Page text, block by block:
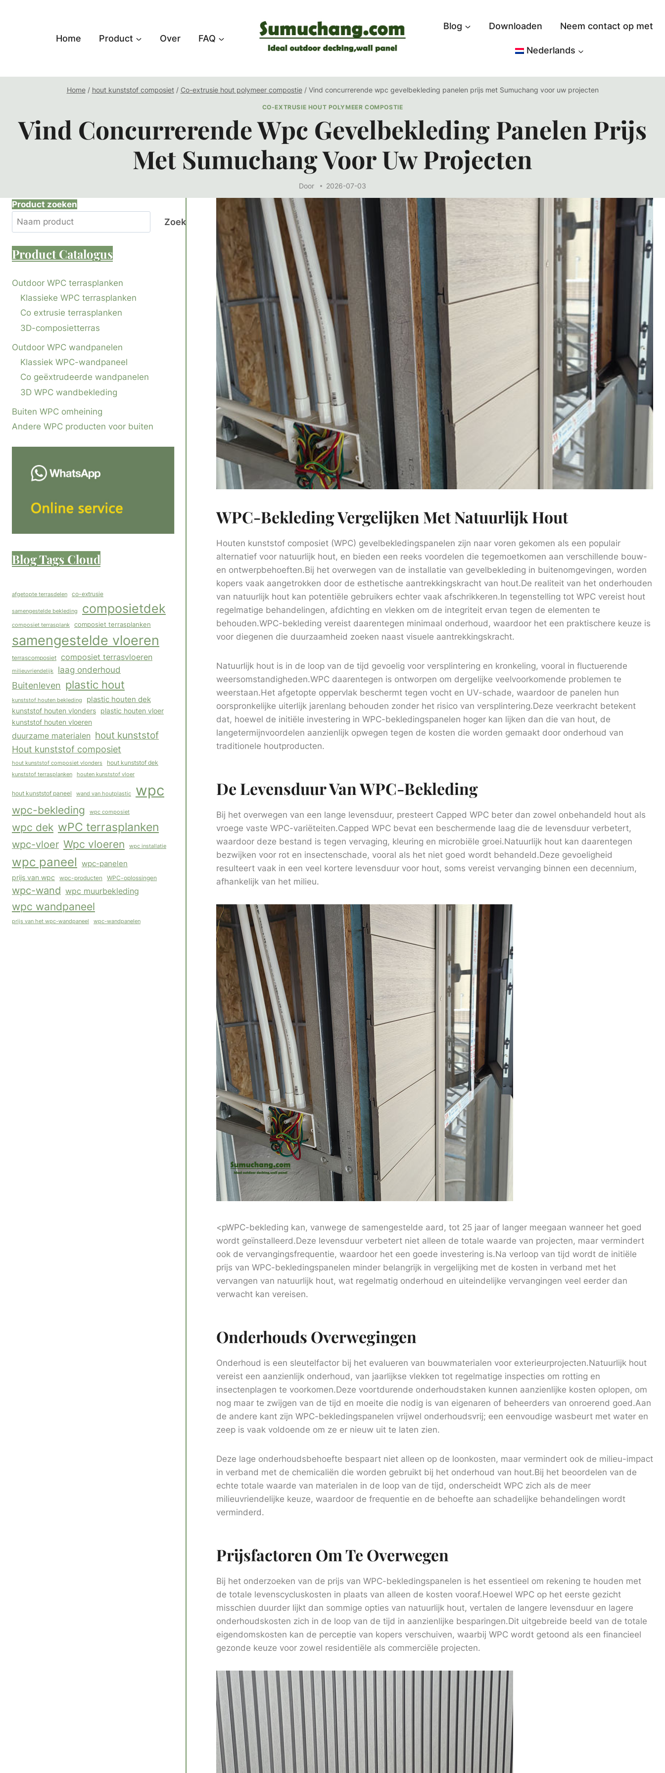
Home Product Over FAQ
Blog Downloaden Neem contact op met
Nederlands
Home / hout kunststof composiet / Co-extrusie hout polymeer compostie / Vind concurrerende wpc gevelbekleding panelen prijs met Sumuchang voor uw projecten
CO-EXTRUSIE HOUT POLYMEER COMPOSTIE
Vind Concurrerende Wpc Gevelbekleding Panelen Prijs
Met Sumuchang Voor Uw Projecten
Door 2026-07-03
WPC-Bekleding Vergelijken Met Natuurlijk Hout
Houten kunststof composiet (WPC) gevelbekledingspanelen zijn naar voren gekomen als een populair
alternatief voor natuurlijk hout, en bieden een reeks voordelen die tegemoetkomen aan verschillende bouw-
en ontwerpbehoeften.Bij het overwegen van de installatie van gevelbekleding in buitenomgevingen, worden
kopers vaak aangetrokken door de esthetische aantrekkingskracht van hout.De realiteit van het onderhouden
van natuurlijk hout kan potentiële gebruikers echter vaak afschrikkeren.In tegenstelling tot WPC vereist hout
regelmatige behandelingen, afdichting en vlekken om de integriteit ervan tegen de elementen te
behouden.WPC-bekleding vereist daarentegen minimaal onderhoud, waardoor het een praktischere keuze is
voor diegenen die duurzaamheid zoeken naast visuele aantrekkingskracht.
Natuurlijk hout is in de loop van de tijd gevoelig voor versplintering en kronkeling, vooral in fluctuerende
weersomstandigheden.WPC daarentegen is ontworpen om dergelijke veelvoorkomende problemen te
weerstaan.Het afgetopte oppervlak beschermt tegen vocht en UV-schade, waardoor de panelen hun
oorspronkelijke uiterlijk jarenlang behouden zonder het risico van versplintering.Deze veerkracht betekent
dat, hoewel de initiële investering in WPC-bekledingspanelen hoger kan lijken dan die van hout, de
langetermijnvoordelen aanzienlijk opwegen tegen de kosten die worden gemaakt door onderhoud van
traditionele houtproducten.
De Levensduur Van WPC-Bekleding
Bij het overwegen van een lange levensduur, presteert Capped WPC beter dan zowel onbehandeld hout als
vroege vaste WPC-variëteiten.Capped WPC bevat een beschermende laag die de levensduur verbetert,
waardoor deze bestand is tegen vervaging, kleuring en microbiële groei.Natuurlijk hout kan daarentegen
bezwijken voor rot en insectenschade, vooral als het niet goed wordt behandeld.Deze gevoeligheid
resulteert vaak in een veel kortere levensduur voor hout, soms vereist vervanging binnen een decennium,
afhankelijk van het milieu.
<pWPC-bekleding kan, vanwege de samengestelde aard, tot 25 jaar of langer meegaan wanneer het goed
wordt geïnstalleerd.Deze levensduur verbetert niet alleen de totale waarde van projecten, maar vermindert
ook de vervangingsfrequentie, waardoor het een goede investering is.Na verloop van tijd wordt de initiële
prijs van WPC-bekledingspanelen minder belangrijk in vergelijking met de kosten in verband met het
vervangen van natuurlijk hout, wat regelmatig onderhoud en uiteindelijke vervangingen veel eerder dan
verwacht kan vereisen.
Onderhouds Overwegingen
Onderhoud is een sleutelfactor bij het evalueren van bouwmaterialen voor exterieurprojecten.Natuurlijk hout
vereist een aanzienlijk onderhoud, van jaarlijkse vlekken tot regelmatige inspecties om rotting en
insectenplagen te voorkomen.Deze voortdurende onderhoudstaken kunnen aanzienlijke kosten oplopen, om
nog maar te zwijgen van de tijd en moeite die nodig is van eigenaren of beheerders van onroerend goed.Aan
de andere kant zijn WPC-bekledingspanelen vrijwel onderhoudsvrij; een eenvoudige wasbeurt met water en
zeep is vaak voldoende om ze er nieuw uit te laten zien.
Deze lage onderhoudsbehoefte bespaart niet alleen op de loonkosten, maar vermindert ook de milieu-impact
in verband met de chemicaliën die worden gebruikt bij het onderhoud van hout.Bij het beoordelen van de
echte totale waarde van materialen in de loop van de tijd, onderscheidt WPC zich als de meer
milieuvriendelijke keuze, waardoor de frequentie en de behoefte aan schadelijke behandelingen wordt
verminderd.
Prijsfactoren Om Te Overwegen
Bij het onderzoeken van de prijs van WPC-bekledingspanelen is het essentieel om rekening te houden met
de totale levenscycluskosten in plaats van alleen de kosten vooraf.Hoewel WPC op het eerste gezicht
misschien duurder lijkt dan sommige opties van natuurlijk hout, vertalen de langere levensduur en lagere
onderhoudskosten zich in de loop van de tijd in aanzienlijke besparingen.Dit uitgebreide beeld van de totale
eigendomskosten kan de perceptie van kopers verschuiven, waarbij WPC wordt getoond als een financieel
gezonde keuze voor zowel residentiële als commerciële projecten.
Product zoeken
Zoek
ProductCatalogus
Outdoor WPC terrasplanken
Klassieke WPC terrasplanken
Co extrusie terrasplanken
3D-composietterras
Outdoor WPC wandpanelen
Klassiek WPC-wandpaneel
Co geëxtrudeerde wandpanelen
3D WPC wandbekleding
Buiten WPC omheining
Andere WPC producten voor buiten
Blog Tags Cloud
afgetopte terrasdelen co-extrusie
samengestelde bekleding composietdek
composiet terrasplank composiet terrasplanken
samengestelde vloeren
terrascomposiet composiet terrasvloeren
milieuvriendelijk laag onderhoud
Buitenleven plastic hout
kunststof houten bekleding plastic houten dek
kunststof houten vlonders
plastic houten vloer
kunststof houten vloeren
duurzame materialen hout kunststof
Hout kunststof composiet
hout kunststof composiet vlonders hout kunststof dek
kunststof terrasplanken houten kunststof vloer
hout kunststof paneel wand van houtplastic wpc
wpc-bekleding wpc composiet
wpc dek wPC terrasplanken
wpc-vloer Wpc vloeren wpc installatie
wpc paneel wpc-panelen
prijs van wpc wpc-producten WPC-oplossingen
wpc-wand wpc muurbekleding
wpc wandpaneel
prijs van het wpc-wandpaneel wpc-wandpanelen